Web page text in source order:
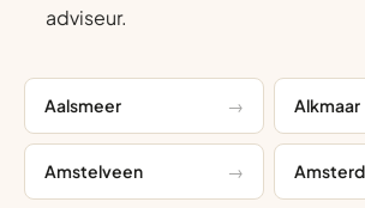
adviseur.
Aalsmeer Alkmaar
Amstelveen